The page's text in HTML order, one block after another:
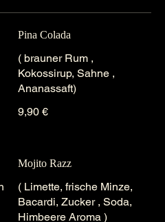
Pina Colada
( brauner Rum ,
Kokossirup, Sahne ,
Ananassaft)
9,90 €
Mojito Razz
( Limette, frische Minze,
Bacardi, Zucker , Soda,
Himbeere Aroma )